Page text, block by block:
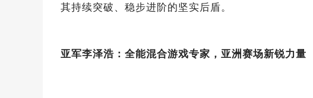
其持续突破、稳步进阶的坚实后盾。
亚军李泽浩：全能混合游戏专家，亚洲赛场新锐力量